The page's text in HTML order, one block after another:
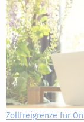
Zollfreigrenze für